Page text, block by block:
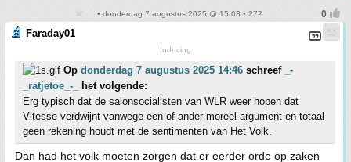
• donderdag 7 augustus 2025 @ 15:03 • 272
Faraday01
Inducing
Op donderdag 7 augustus 2025 14:46 schreef
_-
_ratjetoe_-_
het volgende:
Erg typisch dat de salonsocialisten van WLR weer hopen dat
Vitesse verdwijnt vanwege een of ander moreel argument en totaal
geen rekening houdt met de sentimenten van Het Volk.
Dan had het volk moeten zorgen dat er eerder orde op zaken